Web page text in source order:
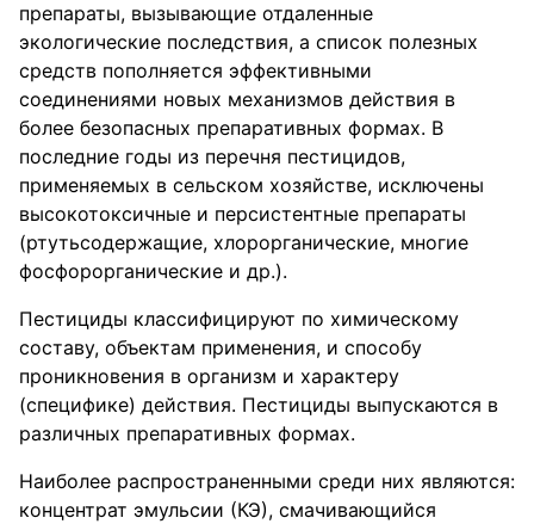
препараты, вызывающие отдаленные
экологические последствия, а список полезных
средств пополняется эффективными
соединениями новых механизмов действия в
более безопасных препаративных формах. В
последние годы из перечня пестицидов,
применяемых в сельском хозяйстве, исключены
высокотоксичные и персистентные препараты
(ртутьсодержащие, хлорорганические, многие
фосфорорганические и др.).
Пестициды классифицируют по химическому
составу, объектам применения, и способу
проникновения в организм и характеру
(специфике) действия. Пестициды выпускаются в
различных препаративных формах.
Наиболее распространенными среди них являются:
концентрат эмульсии (КЭ), смачивающийся